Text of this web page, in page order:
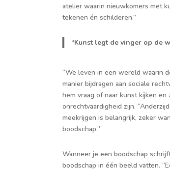
atelier waarin nieuwkomers met
tekenen én schilderen.”
“Kunst legt de vinger op de
“We leven in een wereld waarin
manier bijdragen aan sociale
hem vraag of naar kunst kijken
onrechtvaardigheid zijn.
meekrijgen is belangrijk, zeker
boodschap.”
Wanneer je een boodschap
boodschap in één beeld vatten.